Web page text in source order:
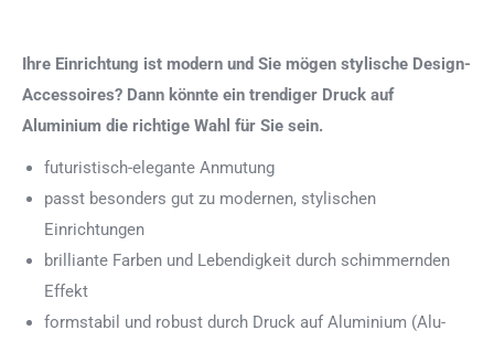
Ihre Einrichtung ist modern und Sie mögen stylische Design-
Accessoires? Dann könnte ein trendiger Druck auf
Aluminium die richtige Wahl für Sie sein.
futuristisch-elegante Anmutung
passt besonders gut zu modernen, stylischen
Einrichtungen
brilliante Farben und Lebendigkeit durch schimmernden
Effekt
formstabil und robust durch Druck auf Aluminium (Alu-